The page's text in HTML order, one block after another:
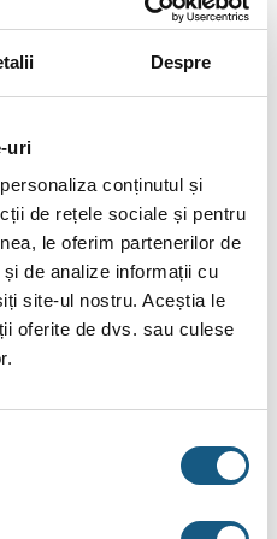
Despre
uri
conținutul și
de rețele sociale și pentru
le oferim partenerilor de
de analize informații cu
site-ul nostru. Aceștia le
oferite de dvs. sau culese
Condens 100 25 kW
setului de componente, dar și
materialelor de primă
de căldură este din
cu mediul exterior,
fiind extrem de scăzute.
100 25 kW
poate fi împerecheată cu un
poate face un upgrade de
de temperatură externă.
în standardele